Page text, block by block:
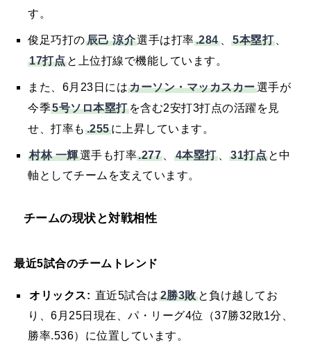
す。
俊足巧打の辰己 涼介選手は打率.284、5本塁打
17打点 と上位打線で機能しています。
また、6月23日にはカーソン・マッカスカー選手が
今季5号ソロ本塁打を含む2安打3打点の活躍を見
せ、打率も .255に上昇しています。
村林 一輝選手も打率.277 4本塁打、31打点 と中
軸としてチームを支えています。
チームの現状と対戦相性
最近5試合のチームトレンド
オリックス: 直近5試合は 2勝3敗と負け越してお
り、6月25日現在、パ・リーグ4位（37勝32敗1分、
勝率.536）に位置しています。